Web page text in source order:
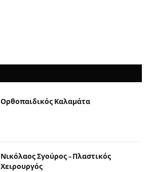
Ορθοπαιδικός Καλαμάτα
Νικόλαος Σγούρος – Πλαστικός
Χειρουργός